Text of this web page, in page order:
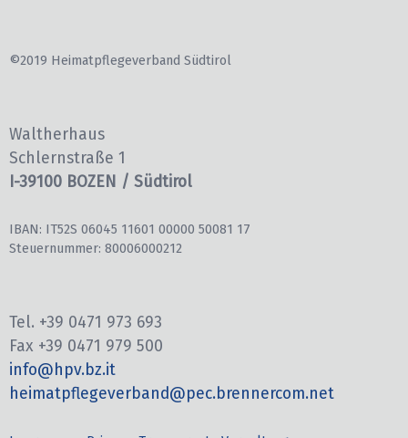
©2019 Heimatpflegeverband Südtirol
Waltherhaus
Schlernstraße 1
I-39100 BOZEN / Südtirol
IBAN: IT52S 06045 11601 00000 50081 17
Steuernummer: 80006000212
Tel. +39 0471 973 693
Fax +39 0471 979 500
info@hpv.bz.it
heimatpflegeverband@pec.brennercom.net